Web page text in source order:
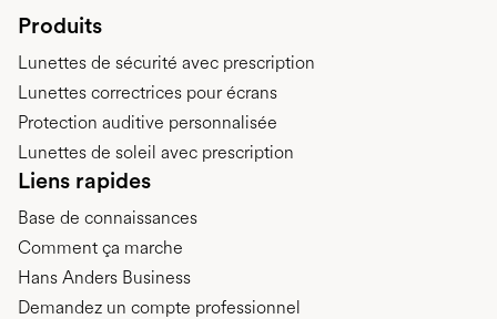
Produits
Lunettes de sécurité avec prescription
Lunettes correctrices pour écrans
Protection auditive personnalisée
Lunettes de soleil avec prescription
Liens rapides
Base de connaissances
Comment ça marche
Hans Anders Business
Demandez un compte professionnel